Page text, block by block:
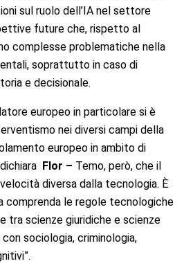
sul ruolo dell’IA nel settore
future che, rispetto al
complesse problematiche nella
soprattutto in caso di
e decisionale.
europeo in particolare si è
nei diversi campi della
europeo in ambito di
Flor – Temo, però, che il
diversa dalla tecnologia. È
comprenda le regole tecnologiche
tra scienze giuridiche e scienze
sociologia, criminologia,